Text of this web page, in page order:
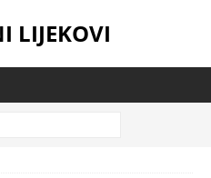
LIJEKOVI